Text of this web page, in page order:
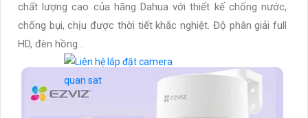
chất lượng cao của hãng Dahua với thiết kế chống nước,
chống bụi, chịu được thời tiết khắc nghiệt. Độ phân giải full
HD, đèn hồng...